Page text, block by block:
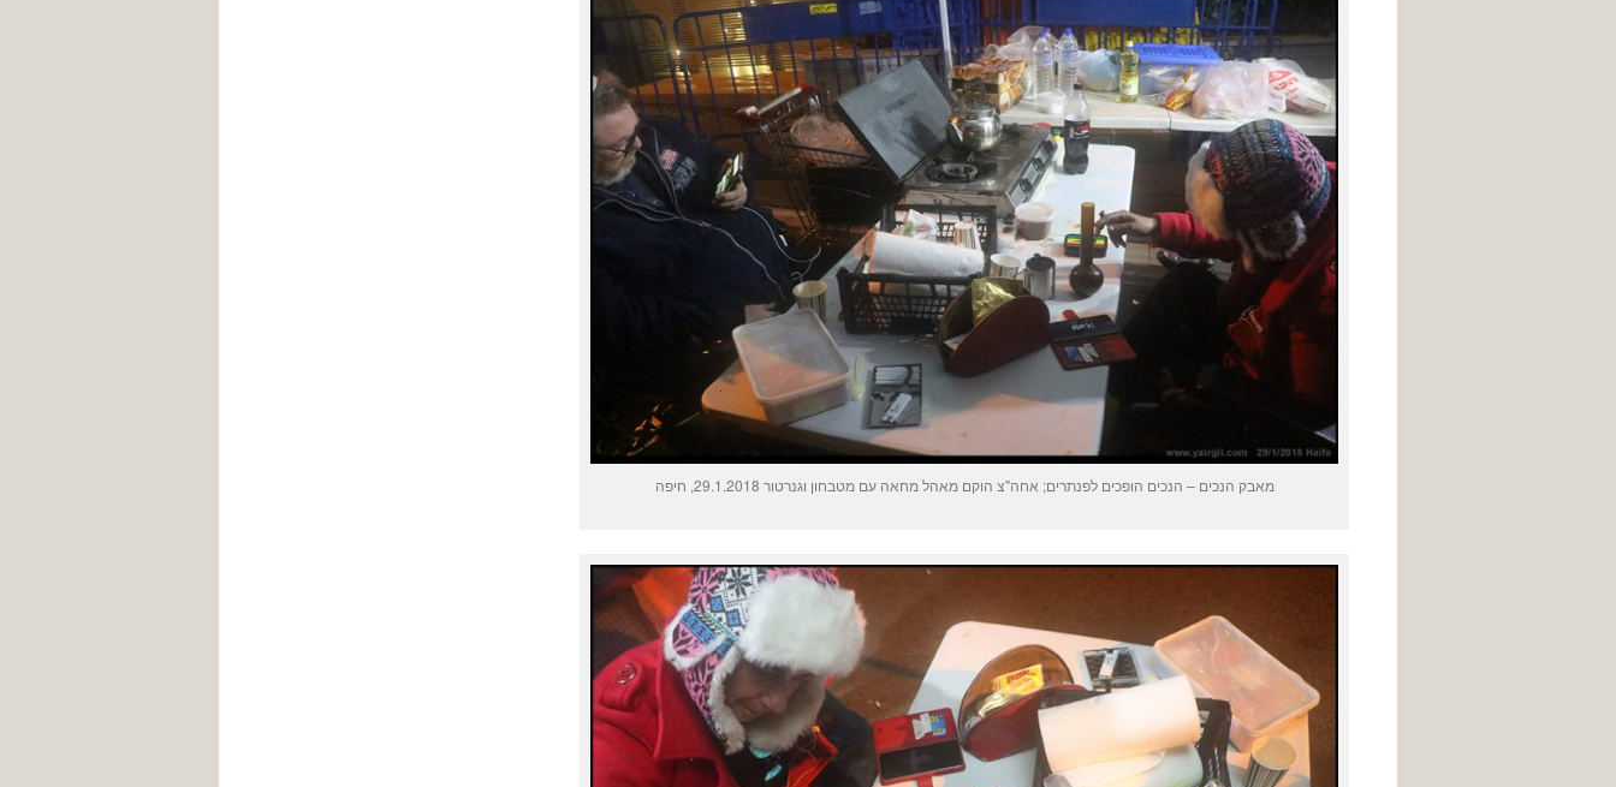
מאבק הנכים – הנכים הופכים לפנתרים; אחה"צ הוקם מאהל מחאה עם מטבחון וגנרטור 29.1.2018, חיפה